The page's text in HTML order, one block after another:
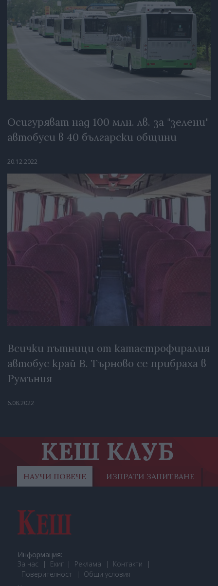
Осигуряват над 100 млн. лв. за "зелени"
автобуси в 40 български общини
20.12.2022
Всички пътници от катастрофиралия
автобус край В. Търново се прибраха в
Румъния
6.08.2022
КЕШ КЛУБ
НАУЧИ ПОВЕЧЕ ИЗПРАТИ ЗАПИТВАНЕ
Информация:
За нас
Екип Реклама
Контакти
Поверителност
Общи условия